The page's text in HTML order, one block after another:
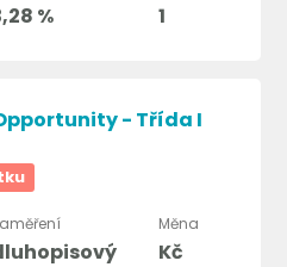
% 1
- Třída I
Měna
Kč